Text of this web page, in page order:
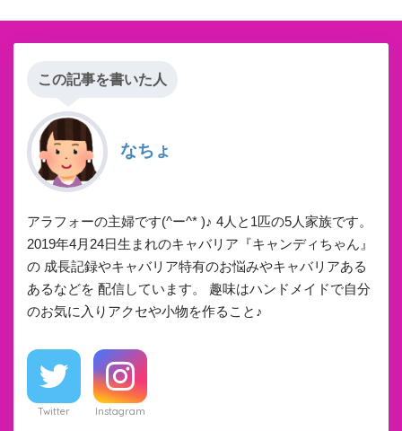
この記事を書いた人
なちょ
アラフォーの主婦です(^ー^* )♪ 4人と1匹の5人家族です。
2019年4月24日生まれのキャバリア『キャンディちゃん』
の 成長記録やキャバリア特有のお悩みやキャバリアある
あるなどを 配信しています。 趣味はハンドメイドで自分
のお気に入りアクセや小物を作ること♪
Twitter Instagram